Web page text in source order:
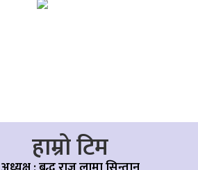
हाम्रो टिम